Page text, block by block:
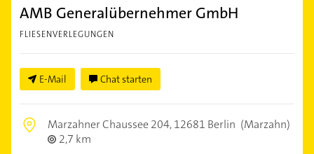
AMB Generalübernehmer GmbH
FLIESENVERLEGUNGEN
E-Mail Chat starten
Marzahner Chaussee 204,12681 Berlin (Marzahn)
2,7 km